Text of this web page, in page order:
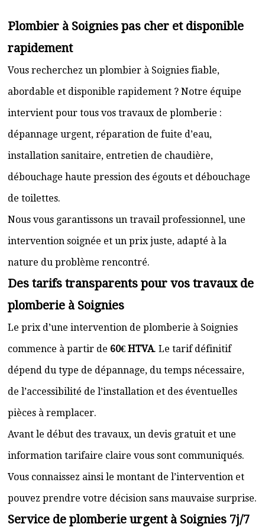
Plombier à Soignies pas cher et disponible
rapidement
Vous recherchez un plombier à Soignies fiable,
abordable et disponible rapidement ? Notre équipe
intervient pour tous vos travaux de plomberie :
dépannage urgent, réparation de fuite d’eau,
installation sanitaire, entretien de chaudière,
débouchage haute pression des égouts et débouchage
de toilettes.
Nous vous garantissons un travail professionnel, une
intervention soignée et un prix juste, adapté à la
nature du problème rencontré.
Des tarifs transparents pour vos travaux de
plomberie à Soignies
Le prix d’une intervention de plomberie à Soignies
commence à partir de 60€ HTVA. Le tarif définitif
dépend du type de dépannage, du temps nécessaire,
de l’accessibilité de l’installation et des éventuelles
pièces à remplacer.
Avant le début des travaux, un devis gratuit et une
information tarifaire claire vous sont communiqués.
Vous connaissez ainsi le montant de l’intervention et
pouvez prendre votre décision sans mauvaise surprise.
Service de plomberie urgent à Soignies 7j/7